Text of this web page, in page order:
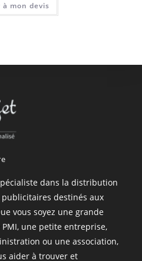
mon devis
dans la distribution
destinés aux
vous soyez une grande
une petite entreprise,
ou une association,
aider à trouver et